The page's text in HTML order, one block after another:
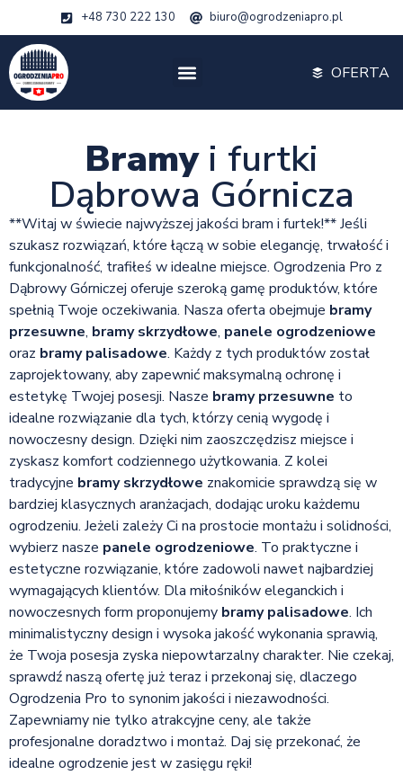
+48 730 222 130 biuro@ogrodzeniapro.pl
OFERTA
Bramy i furtki
Dąbrowa Górnicza
**Witaj w świecie najwyższej jakości bram i furtek!** Jeśli
szukasz rozwiązań, które łączą w sobie elegancję, trwałość i
funkcjonalność, trafiłeś w idealne miejsce. Ogrodzenia Pro z
Dąbrowy Górniczej oferuje szeroką gamę produktów, które
spełnią Twoje oczekiwania. Nasza oferta obejmuje bramy
przesuwne, bramy skrzydłowe, panele ogrodzeniowe
oraz bramy palisadowe. Każdy z tych produktów został
zaprojektowany, aby zapewnić maksymalną ochronę i
estetykę Twojej posesji. Nasze bramy przesuwne to
idealne rozwiązanie dla tych, którzy cenią wygodę i
nowoczesny design. Dzięki nim zaoszczędzisz miejsce i
zyskasz komfort codziennego użytkowania. Z kolei
tradycyjne bramy skrzydłowe znakomicie sprawdzą się w
bardziej klasycznych aranżacjach, dodając uroku każdemu
ogrodzeniu. Jeżeli zależy Ci na prostocie montażu i solidności,
wybierz nasze panele ogrodzeniowe. To praktyczne i
estetyczne rozwiązanie, które zadowoli nawet najbardziej
wymagających klientów. Dla miłośników eleganckich i
nowoczesnych form proponujemy bramy palisadowe. Ich
minimalistyczny design i wysoka jakość wykonania sprawią,
że Twoja posesja zyska niepowtarzalny charakter. Nie czekaj,
sprawdź naszą ofertę już teraz i przekonaj się, dlaczego
Ogrodzenia Pro to synonim jakości i niezawodności.
Zapewniamy nie tylko atrakcyjne ceny, ale także
profesjonalne doradztwo i montaż. Daj się przekonać, że
idealne ogrodzenie jest w zasięgu ręki!